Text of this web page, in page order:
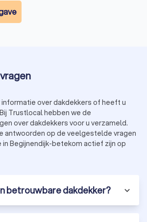
informatie over dakdekkers of heeft u
Trustlocal hebben we de
over dakdekkers voor u verzameld.
antwoorden op de veelgestelde vragen
in Begijnendijk-betekom actief zijn op
betrouwbare dakdekker?